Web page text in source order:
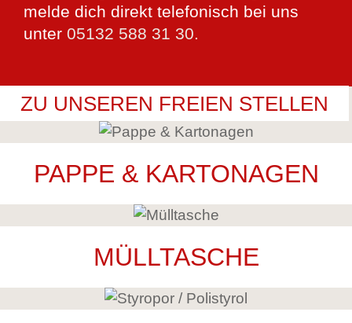
melde dich direkt telefonisch bei uns
unter 05132 588 31 30.
ZU UNSEREN FREIEN STELLEN
PAPPE & KARTONAGEN
MÜLLTASCHE